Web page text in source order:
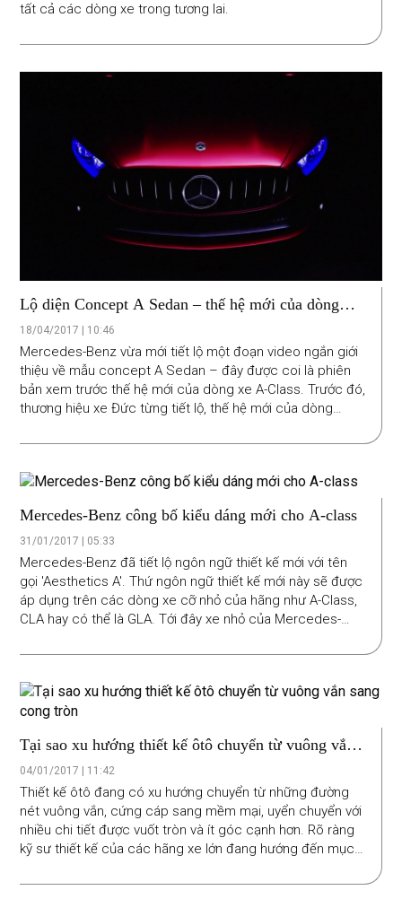
tất cả các dòng xe trong tương lai.
Lộ diện Concept A Sedan – thế hệ mới của dòng
Mercedes-Benz A-Class
18/04/2017 | 10:46
Mercedes-Benz vừa mới tiết lộ một đoạn video ngắn giới
thiệu về mẫu concept A Sedan – đây được coi là phiên
bản xem trước thế hệ mới của dòng xe A-Class. Trước đó,
thương hiệu xe Đức từng tiết lộ, thế hệ mới của dòng
'Aesthetics A'.
Mercedes-Benz công bố kiểu dáng mới cho A-class
31/01/2017 | 05:33
Mercedes-Benz đã tiết lộ ngôn ngữ thiết kế mới với tên
gọi 'Aesthetics A'. Thứ ngôn ngữ thiết kế mới này sẽ được
áp dụng trên các dòng xe cỡ nhỏ của hãng như A-Class,
CLA hay có thể là GLA. Tới đây xe nhỏ của Mercedes-
mềm, suôn chảy… tóm lại là như C,E,S-class hết lượt.
Tại sao xu hướng thiết kế ôtô chuyển từ vuông vắn
sang cong tròn
04/01/2017 | 11:42
Thiết kế ôtô đang có xu hướng chuyển từ những đường
nét vuông vắn, cứng cáp sang mềm mại, uyển chuyển với
nhiều chi tiết được vuốt tròn và ít góc cạnh hơn. Rõ ràng
kỹ sư thiết kế của các hãng xe lớn đang hướng đến mục